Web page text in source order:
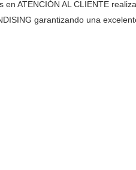
ATENCIÓN AL CLIENTE
garantizando una